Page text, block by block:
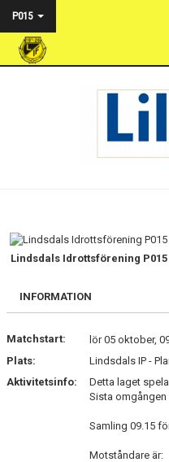
P015
BILDGALLERI
DOKUMENT
Lindsdals Idrottsförening P015
INFORMATION
Matchstart:
lör 05 oktober,
Plats:
Lindsdals IP -
Aktivitetsinfo:
Detta laget
Sista
Samling 09.15
Motståndare är: